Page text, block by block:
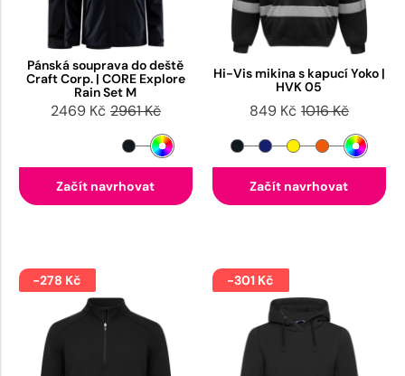
Pánská souprava do deště
Craft Corp. | CORE Explore
Rain Set M
2469 Kč 2961 Kč
Začít navrhovat
Hi-Vis mikina s kapucí Yoko |
HVK 05
849 Kč 1016 Kč
Začít navrhovat
-278 Kč -301 Kč